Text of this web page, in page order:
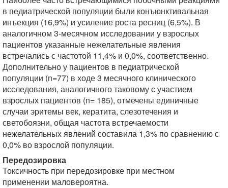
в педиатрической популяции были конъюнктивальная
инъекция (16,9%) и усиление роста ресниц (6,5%). В
аналогичном 3-месячном исследовании у взрослых
пациентов указанные нежелательные явления
встречались с частотой 11,4% и 0,0%, соответственно.
Дополнительно у пациентов в педиатрической
популяции (n=77) в ходе 3 месячного клинического
исследования, аналогичного таковому с участием
взрослых пациентов (n= 185), отмечены единичные
случаи эритемы век, кератита, слезотечения и
светобоязни, общая частота встречаемости
нежелательных явлений составила 1,3% по сравнению с
0,0% во взрослой популяции.
Передозировка
Токсичность при передозировке при местном
применении маловероятна.